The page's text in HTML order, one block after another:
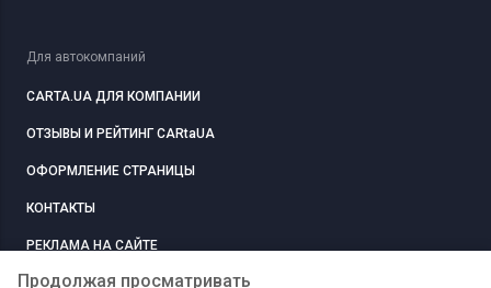
Продолжая просматривать
Для автокомпаний
CARTA.UA ДЛЯ КОМПАНИИ
ОТЗЫВЫ И РЕЙТИНГ CARtaUA
ОФОРМЛЕНИЕ СТРАНИЦЫ
КОНТАКТЫ
РЕКЛАМА НА САЙТЕ